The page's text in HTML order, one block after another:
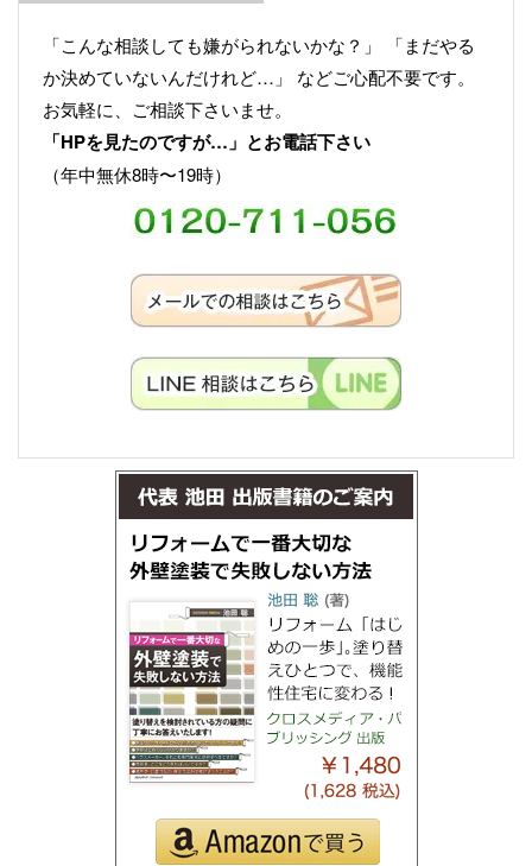
「こんな相談しても嫌がられないかな？」 「まだやる
か決めていないんだけれど…」 などご心配不要です。
お気軽に、ご相談下さいませ。
「HPを見たのですが…」とお電話下さい
（年中無休8時〜19時）